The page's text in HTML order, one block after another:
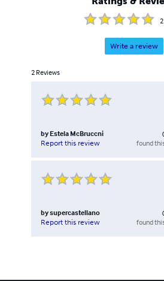
2
Write a review
2 Reviews
by Estela McBruccni
Report this review
found
bysupercastellano
Report this review
found